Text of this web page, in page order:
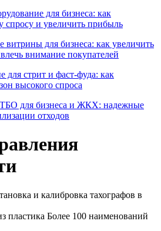
для бизнеса: как
спросу и увеличить прибыль
витрины для бизнеса: как увеличить
внимание покупателей
для стрит и фаст-фуда: как
высокого спроса
для бизнеса и ЖКХ: надежные
отходов
и калибровка тахографов в
пластика Более 100 наименований